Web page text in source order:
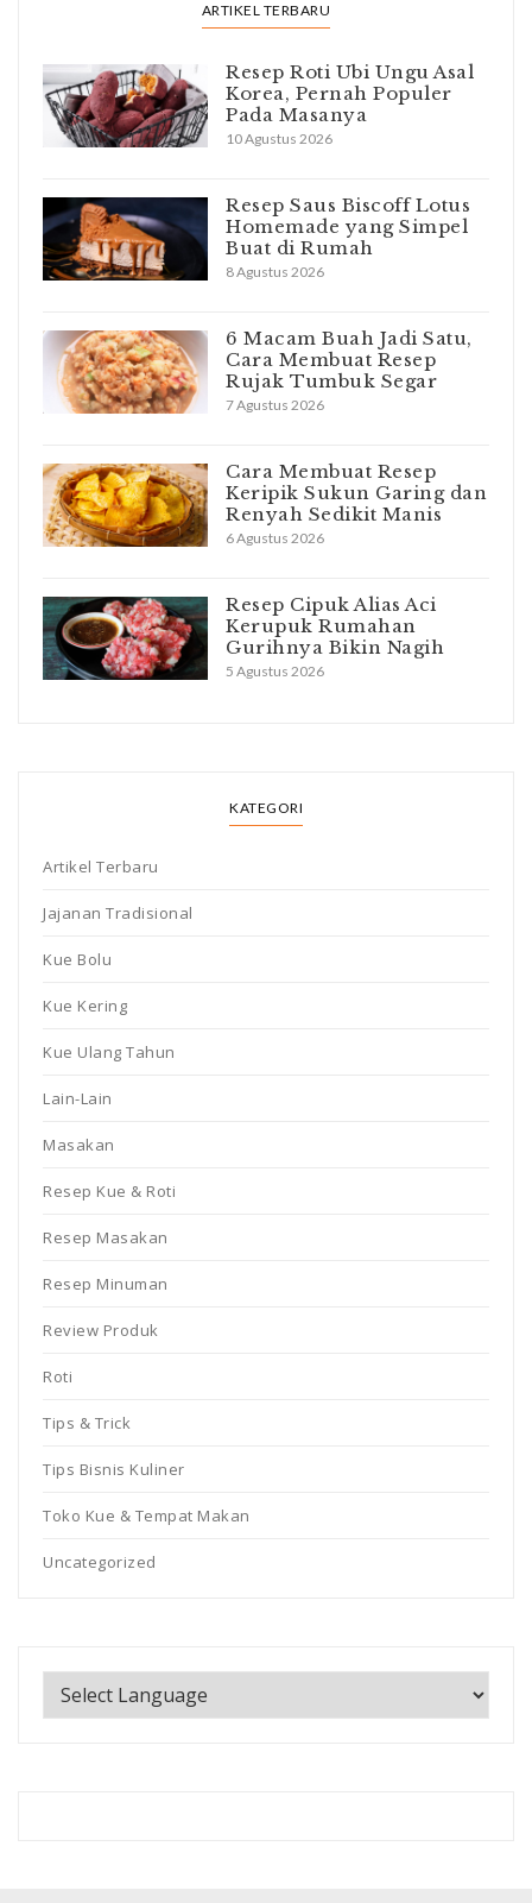
ARTIKEL TERBARU
Resep Roti Ubi Ungu Asal
Korea, Pernah Populer
Pada Masanya
10 Agustus 2026
Resep Saus Biscoff Lotus
Homemade yang Simpel
Buat di Rumah
8 Agustus 2026
6 Macam Buah Jadi Satu,
Cara Membuat Resep
Rujak Tumbuk Segar
7 Agustus 2026
Cara Membuat Resep
Keripik Sukun Garing dan
Renyah Sedikit Manis
6 Agustus 2026
Resep Cipuk Alias Aci
Kerupuk Rumahan
Gurihnya Bikin Nagih
5 Agustus 2026
KATEGORI
Artikel Terbaru
Jajanan Tradisional
Kue Bolu
Kue Kering
Kue Ulang Tahun
Lain-Lain
Masakan
Resep Kue & Roti
Resep Masakan
Resep Minuman
Review Produk
Roti
Tips & Trick
Tips Bisnis Kuliner
Toko Kue & Tempat Makan
Uncategorized